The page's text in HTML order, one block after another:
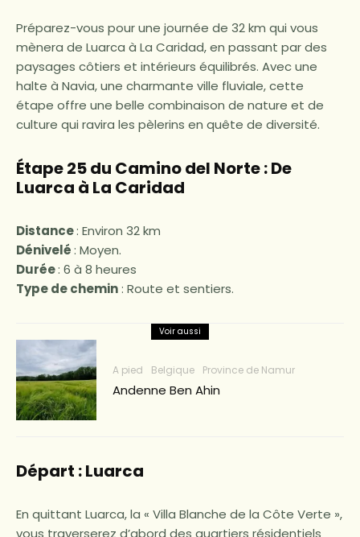
Préparez-vous pour une journée de 32 km qui vous
mènera de Luarca à La Caridad, en passant par des
paysages côtiers et intérieurs équilibrés. Avec une
halte à Navia, une charmante ville fluviale, cette
étape offre une belle combinaison de nature et de
culture qui ravira les pèlerins en quête de diversité.
Étape 25 du Camino del Norte : De
Luarca à La Caridad
Distance: Environ 32 km
Dénivelé: Moyen.
Durée: 6 à 8 heures
Type de chemin: Route et sentiers.
Voir aussi
A pied Belgique Province de Namur
Andenne Ben Ahin
Départ : Luarca
En quittant Luarca, la « Villa Blanche de la Côte Verte »,
vous traverserez d’abord des quartiers résidentiels